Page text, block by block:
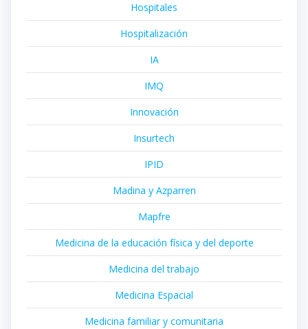
Hospitales
Hospitalización
IA
IMQ
Innovación
Insurtech
IPID
Madina y Azparren
Mapfre
Medicina de la educación física y del deporte
Medicina del trabajo
Medicina Espacial
Medicina familiar y comunitaria